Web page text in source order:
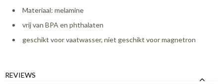
Materiaal: melamine
vrij van BPA en phthalaten
geschikt voor vaatwasser, niet geschikt voor magnetron
REVIEWS